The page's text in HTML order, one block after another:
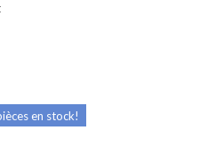
en stock!